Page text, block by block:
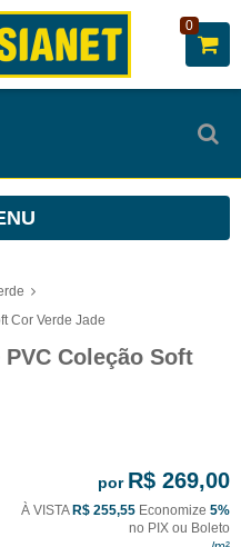
0
Cor Verde Jade
Coleção Soft
por R$ 269,00
À VISTA R$ 255,55 Economize 5%
no PIX ou Boleto